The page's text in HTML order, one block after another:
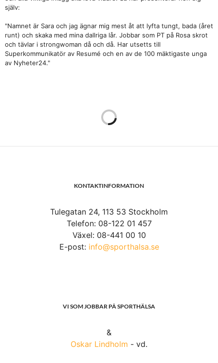
själv:
"Namnet är Sara och jag ägnar mig mest åt att lyfta tungt, bada (året
runt) och skaka med mina dallriga lår. Jobbar som PT på Rosa skrot
och tävlar i strongwoman då och då. Har utsetts till
Superkommunikatör av Resumé och en av de 100 mäktigaste unga
av Nyheter24."
KONTAKTINFORMATION
Tulegatan 24, 113 53 Stockholm
Telefon: 08-122 01 457
Växel: 08-441 00 10
E-post: info@sporthalsa.se
VI SOM JOBBAR PÅ SPORTHÄLSA
&
Oskar Lindholm - vd.